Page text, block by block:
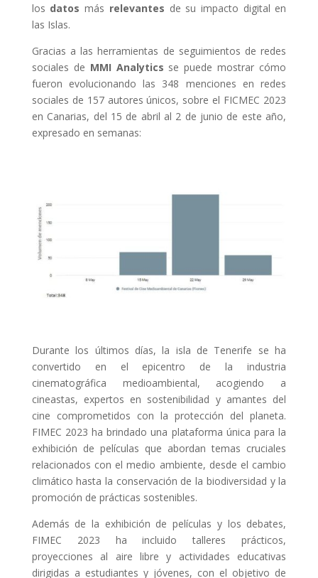
los datos más relevantes de su impacto digital en
las Islas.
Gracias a las herramientas de seguimientos de redes
sociales de MMI Analytics se puede mostrar cómo
fueron evolucionando las 348 menciones en redes
sociales de 157 autores únicos, sobre el FICMEC 2023
en Canarias, del 15 de abril al 2 de junio de este año,
expresado en semanas:
Durante los últimos días, la isla de Tenerife se ha
convertido en el epicentro de la industria
cinematográfica medioambiental, acogiendo a
cineastas, expertos en sostenibilidad y amantes del
cine comprometidos con la protección del planeta.
FIMEC 2023 ha brindado una plataforma única para la
exhibición de películas que abordan temas cruciales
relacionados con el medio ambiente, desde el cambio
climático hasta la conservación de la biodiversidad y la
promoción de prácticas sostenibles.
Además de la exhibición de películas y los debates,
FIMEC 2023 ha incluido talleres prácticos,
proyecciones al aire libre y actividades educativas
dirigidas a estudiantes y jóvenes, con el objetivo de